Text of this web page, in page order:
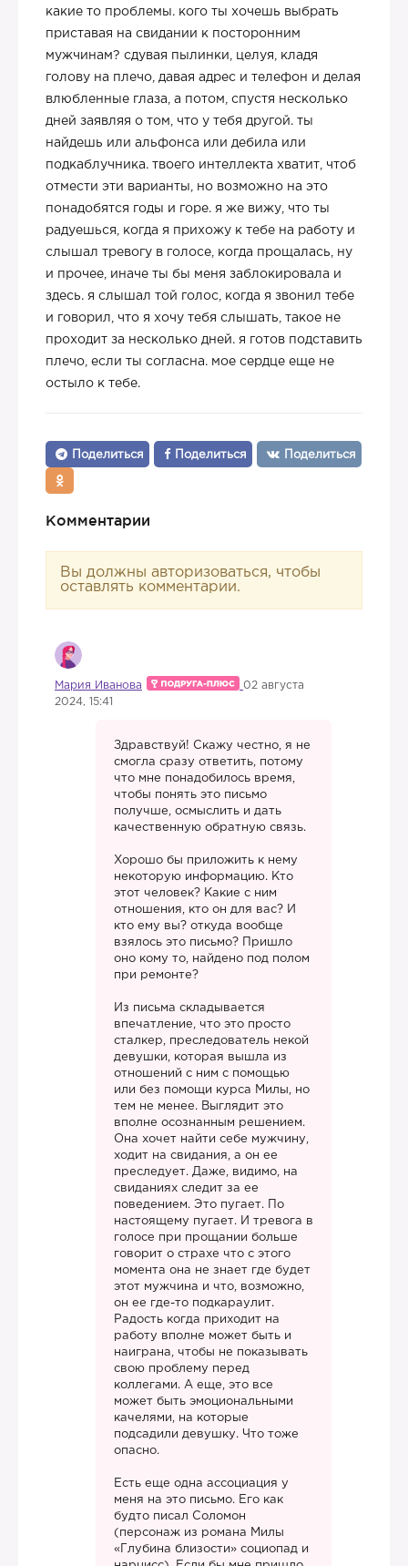
какие то проблемы. кого ты хочешь выбрать
приставая на свидании к посторонним
мужчинам? сдувая пылинки, целуя, кладя
голову на плечо, давая адрес и телефон и делая
влюбленные глаза, а потом, спустя несколько
дней заявляя о том, что у тебя другой. ты
найдешь или альфонса или дебила или
подкаблучника. твоего интеллекта хватит, чтоб
отмести эти варианты, но возможно на это
понадобятся годы и горе. я же вижу, что ты
радуешься, когда я прихожу к тебе на работу и
слышал тревогу в голосе, когда прощалась, ну
и прочее, иначе ты бы меня заблокировала и
здесь. я слышал той голос, когда я звонил тебе
и говорил, что я хочу тебя слышать, такое не
проходит за несколько дней. я готов подставить
плечо, если ты согласна. мое сердце еще не
остыло к тебе.
Поделиться Поделиться Поделиться
Комментарии
Вы должны авторизоваться, чтобы
оставлять комментарии.
Мария Иванова
02 августа
2024, 15:41
Здравствуй! Скажу честно, я не
смогла сразу ответить, потому
что мне понадобилось время,
чтобы понять это письмо
получше, осмыслить и дать
качественную обратную связь.
Хорошо бы приложить к нему
некоторую информацию. Кто
этот человек? Какие с ним
отношения, кто он для вас? И
кто ему вы? откуда вообще
взялось это письмо? Пришло
оно кому то, найдено под полом
при ремонте?
Из письма складывается
впечатление, что это просто
сталкер, преследователь некой
девушки, которая вышла из
отношений с ним с помощью
или без помощи курса Милы, но
тем не менее. Выглядит это
вполне осознанным решением.
Она хочет найти себе мужчину,
ходит на свидания, а он ее
преследует. Даже, видимо, на
свиданиях следит за ее
поведением. Это пугает. По
настоящему пугает. И тревога в
голосе при прощании больше
говорит о страхе что с этого
момента она не знает где будет
этот мужчина и что, возможно,
он ее где-то подкараулит.
Радость когда приходит на
работу вполне может быть и
наиграна, чтобы не показывать
свою проблему перед
коллегами. А еще, это все
может быть эмоциональными
качелями, на которые
подсадили девушку. Что тоже
опасно.
Есть еще одна ассоциация у
меня на это письмо. Его как
будто писал Соломон
(персонаж из романа Милы
«Глубина близости» социопад и